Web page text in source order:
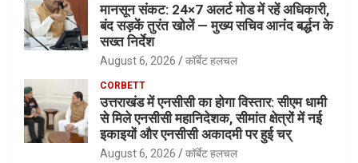
मानसून संकट: 24×7 अलर्ट मोड में रहें अधिकारी,
बंद सड़कें तुरंत खोलें — मुख्य सचिव आनंद बर्द्धन के
सख्त निर्देश
August 6, 2026 कॉर्बेट हलचल
CORBETT
उत्तराखंड में एनसीसी का होगा विस्तार: सीएम धामी
से मिले एनसीसी महानिदेशक, सीमांत क्षेत्रों में नई
इकाइयों और एनसीसी अकादमी पर हुई चर्
August 6, 2026 कॉर्बेट हलचल